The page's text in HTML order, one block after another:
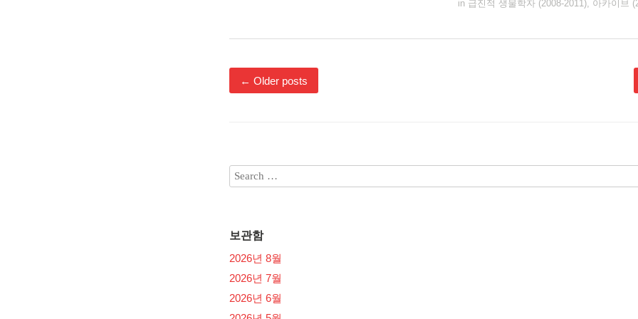
in 급진적 생물학자 (2008-2011), 아카이브
← Older posts
보관함
2026년 8월
2026년 7월
2026년 6월